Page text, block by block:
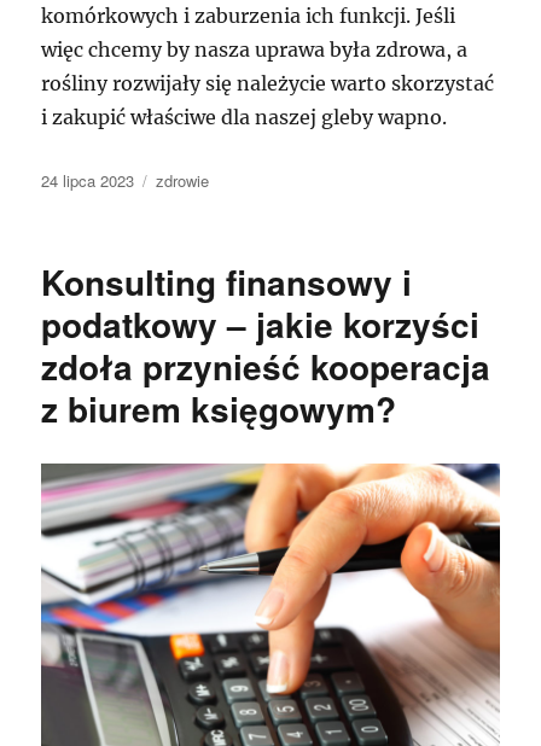
komórkowych i zaburzenia ich funkcji. Jeśli
więc chcemy by nasza uprawa była zdrowa, a
rośliny rozwijały się należycie warto skorzystać
i zakupić właściwe dla naszej gleby wapno.
Data
24 lipca 2023 Kategorie
zdrowie
Konsulting finansowy i
podatkowy – jakie korzyści
zdoła przynieść kooperacja
z biurem księgowym?